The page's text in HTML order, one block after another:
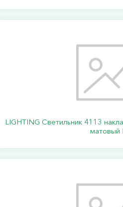
LIGHTING Светильник 4113
матовый